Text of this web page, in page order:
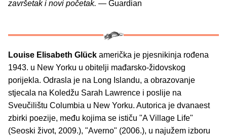
završetak i novi početak. — Guardian
Louise Elisabeth Glück američka je pjesnikinja rođena
1943. u New Yorku u obitelji mađarsko-židovskog
porijekla. Odrasla je na Long Islandu, a obrazovanje
stjecala na Koledžu Sarah Lawrence i poslije na
Sveučilištu Columbia u New Yorku. Autorica je dvanaest
zbirki poezije, među kojima se ističu "A Village Life"
(Seoski život, 2009.), "Averno" (2006.), u najužem izboru